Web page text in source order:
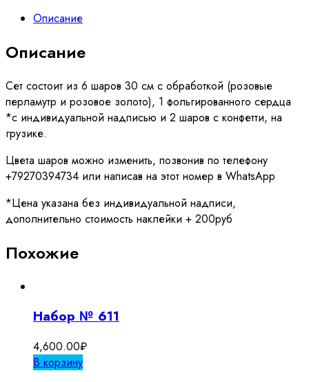
Описание
Описание
Сет состоит из 6 шаров 30 см с обработкой (розовые
перламутр и розовое золото), 1 фольгированного сердца
*с индивидуальной надписью и 2 шаров с конфетти, на
грузике.
Цвета шаров можно изменить, позвонив по телефону
+79270394734 или написав на этот номер в WhatsApp
*Цена указана без индивидуальной надписи,
дополнительно стоимость наклейки + 200руб
Похожие
Набор № 611
4,600.00₽
В корзину